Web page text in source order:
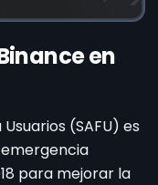
en
(SAFU) es
para mejorar la